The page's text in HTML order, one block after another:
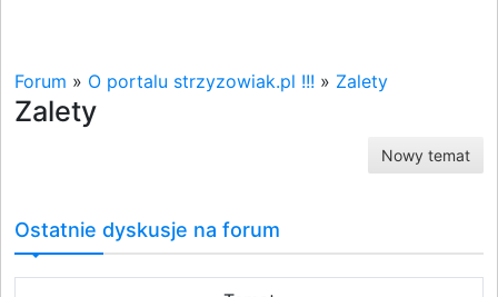
Forum » O portalu strzyzowiak.pl !!! » Zalety
Zalety
Nowy temat
Ostatnie dyskusje na forum